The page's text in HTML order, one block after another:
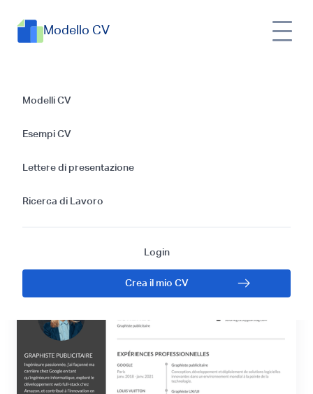
Modello CV
Modelli CV
Esempi CV
Lettere di presentazione
Ricerca di Lavoro
Login
Crea il mio CV
Guida alla stesura
del CV per il Burkina
Faso e consigli per
la candidatura